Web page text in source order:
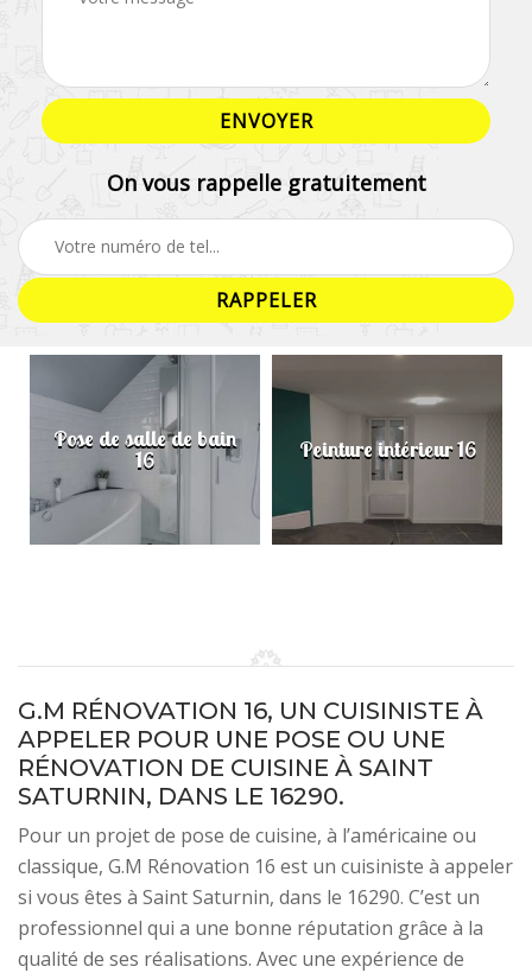
On vous rappelle gratuitement
Pose de salle de bain
16 Peinture intérieur 16
G.M RÉNOVATION 16, UN CUISINISTE À
APPELER POUR UNE POSE OU UNE
RÉNOVATION DE CUISINE À SAINT
SATURNIN, DANS LE 16290.
Pour un projet de pose de cuisine, à l’américaine ou
classique, G.M Rénovation 16 est un cuisiniste à appeler
si vous êtes à Saint Saturnin, dans le 16290. C’est un
professionnel qui a une bonne réputation grâce à la
qualité de ses réalisations. Avec une expérience de